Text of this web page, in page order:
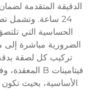
الدقيقة المتقدمة
24 ساعة. وتشمل
الحساسية التي
الضرورية مباشرة إلى
تركيب كل لصقة
الأساسية، بحيث